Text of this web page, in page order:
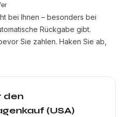
bei Ihnen – besonders bei
Rückgabe gibt.
Sie zahlen. Haken Sie ab,
den
(USA)